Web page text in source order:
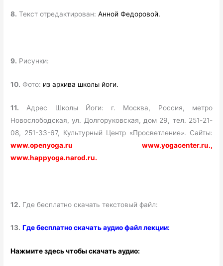
8. Текст отредактирован:Анной Федоровой.
9. Рисунки:
10. Фото: из архива школы йоги.
11. Адрес Школы Йоги: г. Москва, Россия, метро
Новослободская, ул. Долгоруковская, дом 29, тел. 251-21-
08, 251-33-67, Культурный Центр «Просветление». Сайты:
www.openyoga.ru www.yogacenter.ru.,
www.happyoga.narod.ru.
12. Где бесплатно скачать текстовый файл:
13. Где бесплатно скачать аудио файл лекции:
Нажмите здесь чтобы скачать аудио: